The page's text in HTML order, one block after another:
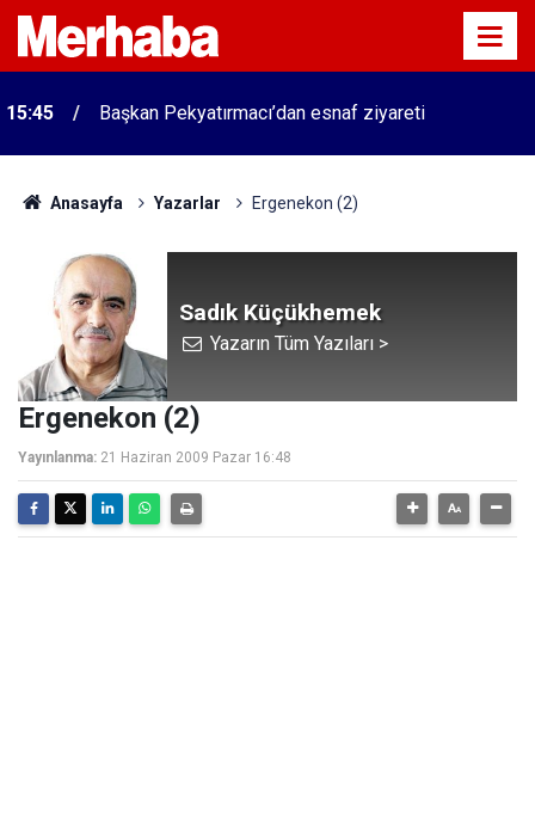
15:45 Başkan Pekyatırmacı’dan esnaf ziyareti
Anasayfa Yazarlar Ergenekon (2)
Sadık Küçükhemek
Yazarın Tüm Yazıları >
Ergenekon (2)
Yayınlanma: 21 Haziran 2009 Pazar 16:48